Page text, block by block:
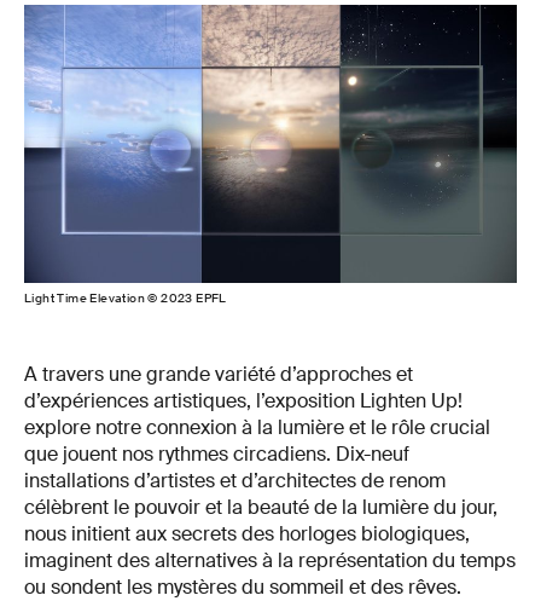
Light Time Elevation © 2023 EPFL
A travers une grande variété d’approches et
d’expériences artistiques, l’exposition Lighten Up!
explore notre connexion à la lumière et le rôle crucial
que jouent nos rythmes circadiens. Dix-neuf
installations d’artistes et d’architectes de renom
célèbrent le pouvoir et la beauté de la lumière du jour,
nous initient aux secrets des horloges biologiques,
imaginent des alternatives à la représentation du temps
ou sondent les mystères du sommeil et des rêves.